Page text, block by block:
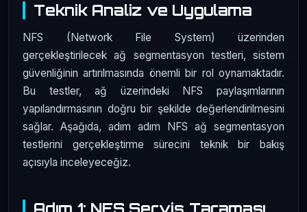
Teknik Analiz ve Uygulama
NFS (Network File System) üzerinden
gerçekleştirilecek ağ segmentasyon testleri, sistem
güvenliğinin artırılmasında önemli bir rol oynamaktadır.
Bu testler, ağ üzerindeki NFS paylaşımlarının
yapılandırmasının doğru bir şekilde değerlendirilmesini
sağlar. Aşağıda, adım adım NFS ağ segmentasyon
testlerini gerçekleştirme sürecini teknik bir bakış
açısıyla inceleyeceğiz.
Adım 1: NFS Servis Taraması